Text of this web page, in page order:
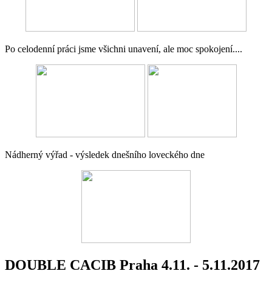
Po celodenní práci jsme všichni unavení, ale moc spokojení....
Nádherný výřad - výsledek dnešního loveckého dne
DOUBLE CACIB Praha 4.11. - 5.11.2017